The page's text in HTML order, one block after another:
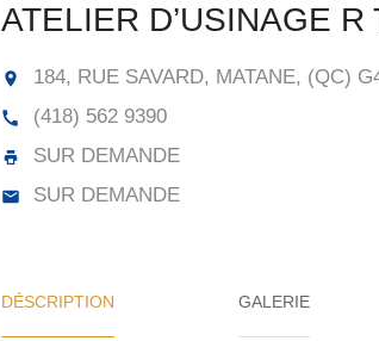
ATELIER D’USINAGE R
184, RUE SAVARD, MATANE, (QC)
(418) 562 9390
SUR DEMANDE
SUR DEMANDE
DÉSCRIPTION GALERIE